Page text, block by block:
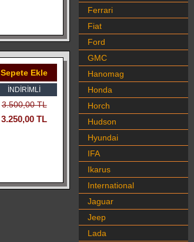
Sepete Ekle
İNDIRIMLI
3.500,00 TL
3.250,00 TL
Ferrari
Fiat
Ford
GMC
Hanomag
Honda
Horch
Hudson
Hyundai
IFA
Ikarus
International
Jaguar
Jeep
Lada